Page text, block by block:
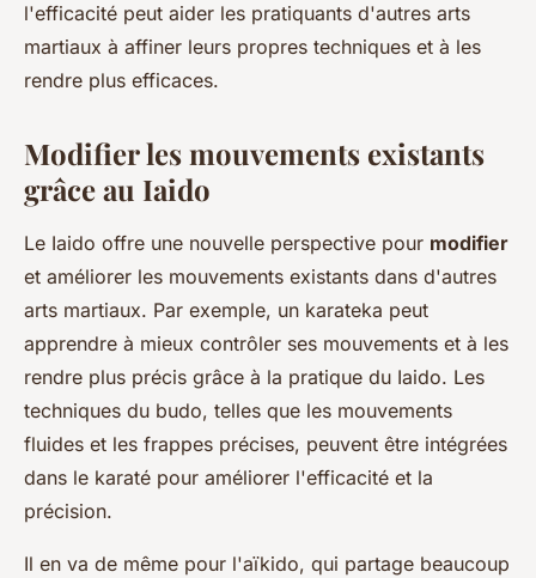
l'efficacité peut aider les pratiquants d'autres arts
martiaux à affiner leurs propres techniques et à les
rendre plus efficaces.
Modifier les mouvements existants
grâce au Iaido
Le Iaido offre une nouvelle perspective pour modifier
et améliorer les mouvements existants dans d'autres
arts martiaux. Par exemple, un karateka peut
apprendre à mieux contrôler ses mouvements et à les
rendre plus précis grâce à la pratique du Iaido. Les
techniques du budo, telles que les mouvements
fluides et les frappes précises, peuvent être intégrées
dans le karaté pour améliorer l'efficacité et la
précision.
Il en va de même pour l'aïkido, qui partage beaucoup